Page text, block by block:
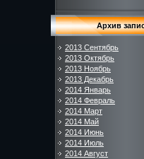
Архив
2013 Сентябрь
2013 Октябрь
2013 Ноябрь
2013 Декабрь
2014 Январь
2014 Февраль
2014 Март
2014 Май
2014 Июнь
2014 Июль
2014 Август